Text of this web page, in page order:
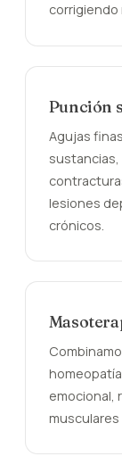
corrigiendo
Punción
Agujas
lesiones
crónicos.
emocional,
musculares